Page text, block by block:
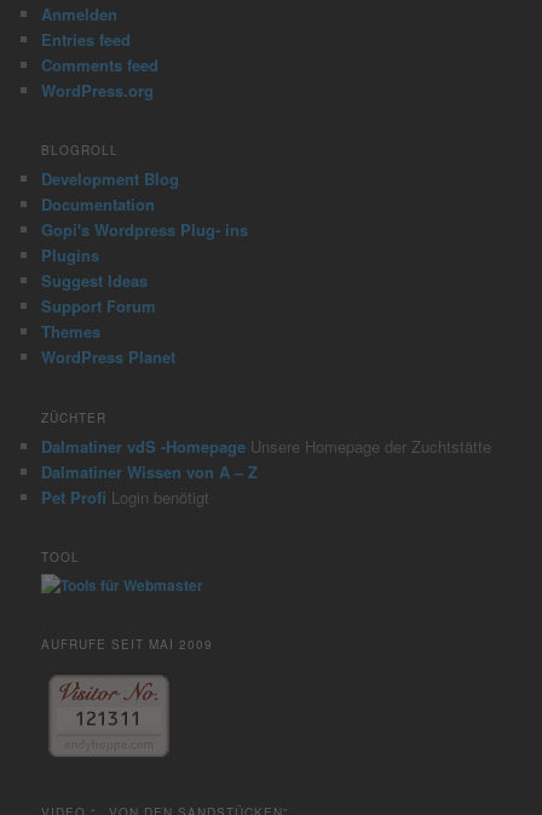
h
Anmelden
Entries feed
Comments feed
WordPress.org
BLOGROLL
Development Blog
Documentation
Gopi's Wordpress Plug- ins
Plugins
Suggest Ideas
Support Forum
Themes
WordPress Planet
ZÜCHTER
Dalmatiner vdS -Homepage Unsere Homepage der Zuchtstätte
Dalmatiner Wissen von A – Z
Pet Profi Login benötigt
TOOL
AUFRUFE SEIT MAI 2009